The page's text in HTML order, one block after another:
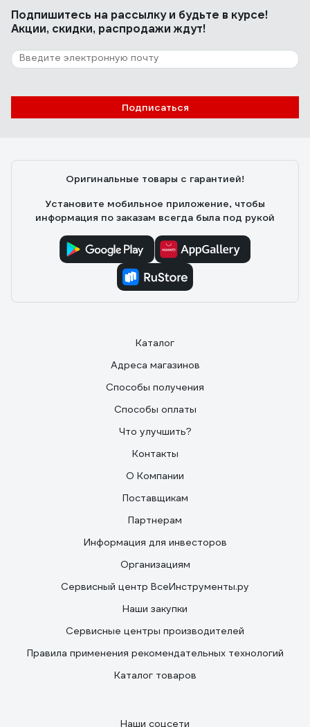
Подпишитесь на рассылкуи будьте в курсе!
Акции, скидки, распродажи ждут!
Подписаться
Оригинальные товары с гарантией!
Установите мобильное приложение, чтобы
информация по заказам всегда была под рукой
Каталог
Адреса магазинов
Способы получения
Способы оплаты
Что улучшить?
Контакты
О Компании
Поставщикам
Партнерам
Информация для инвесторов
Организациям
Сервисный центр ВсеИнструменты.ру
Наши закупки
Сервисные центры производителей
Правила применения рекомендательных технологий
Каталог товаров
Наши соцсети